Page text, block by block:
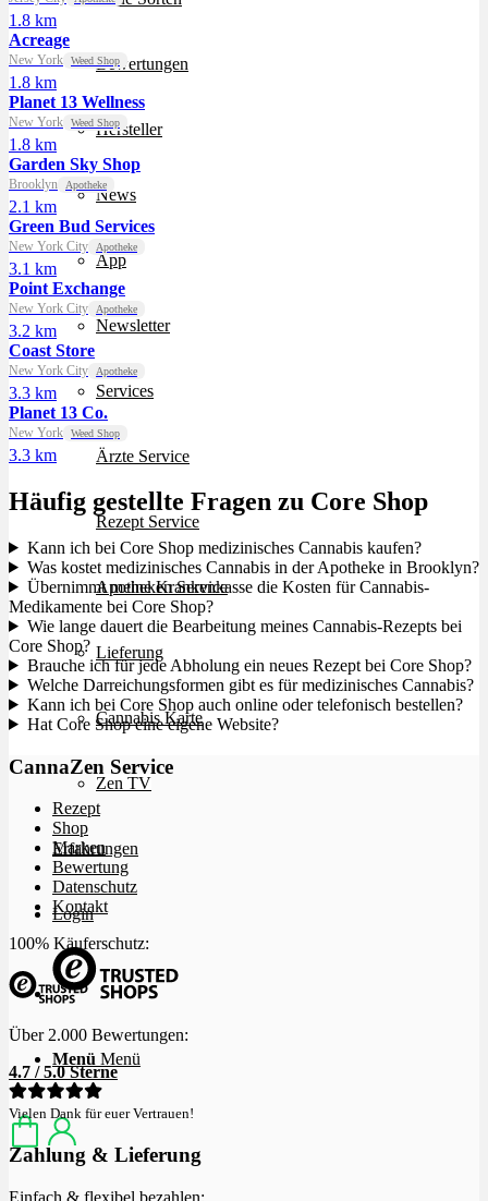
Bewertungen
Hersteller
News
App
Newsletter
Services
Ärzte Service
Rezept Service
Apotheken Service
Lieferung
Cannabis Karte
Zen TV
Erfahrungen
Login
Menü Menü
1.8 km
Acreage
New York Weed Shop
1.8 km
Planet 13 Wellness
New York Weed Shop
1.8 km
Garden Sky Shop
Brooklyn Apotheke
2.1 km
Green Bud Services
New York City Apotheke
3.1 km
Point Exchange
New York City Apotheke
3.2 km
Coast Store
New York City Apotheke
3.3 km
Planet 13 Co.
New York Weed Shop
3.3 km
Häufig gestellte Fragen zu Core Shop
Kann ich bei Core Shop medizinisches Cannabis kaufen?
Was kostet medizinisches Cannabis in der Apotheke in Brooklyn?
Übernimmt meine Krankenkasse die Kosten für Cannabis-
Medikamente bei Core Shop?
Wie lange dauert die Bearbeitung meines Cannabis-Rezepts bei
Core Shop?
Brauche ich für jede Abholung ein neues Rezept bei Core Shop?
Welche Darreichungsformen gibt es für medizinisches Cannabis?
Kann ich bei Core Shop auch online oder telefonisch bestellen?
Hat Core Shop eine eigene Website?
CannaZen Service
Rezept
Shop
Marken
Bewertung
Datenschutz
Kontakt
100% Käuferschutz:
Über 2.000 Bewertungen:
4.7 / 5.0 Sterne
Vielen Dank für euer Vertrauen!
Zahlung & Lieferung
Einfach & flexibel bezahlen: